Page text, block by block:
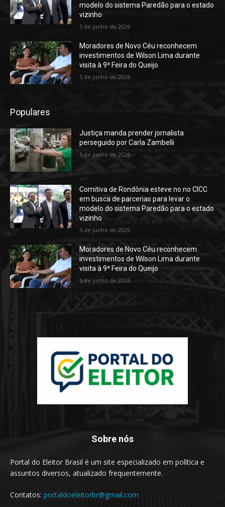
modelo do sistema Paredão para o estado
vizinho
5 de junho de 2026
Moradores de Novo Céu reconhecem
investimentos de Wilson Lima durante
visita à 9ª Feira do Queijo
5 de junho de 2026
Populares
Justiça manda prender jornalista
perseguido por Carla Zambelli
5 de junho de 2026
Comitiva de Rondônia esteve no no CICC
em busca de parcerias para levar o
modelo do sistema Paredão para o estado
vizinho
5 de junho de 2026
Moradores de Novo Céu reconhecem
investimentos de Wilson Lima durante
visita à 9ª Feira do Queijo
5 de junho de 2026
Sobre nós
Portal do Eleitor Brasil é um site especializado em política e
assuntos diversos, atualizado frequentemente.
Contatos: portaldoeleitorbr@gmail.com